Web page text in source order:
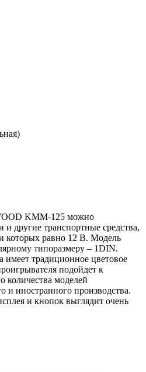
KMM-125 можно
и другие транспортные средства,
которых равно 12 В. Модель
типоразмеру – 1DIN.
имеет традиционное цветовое
подойдет к
количества моделей
и иностранного производства.
и кнопок выглядит очень